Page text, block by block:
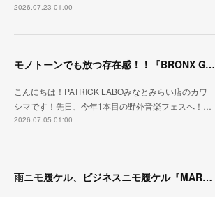
2026.07.23 01:00
モノトーンでも放つ存在感！！『BRONX GY/BK』
こんにちは！PATRICK LABOみなとみらい店のカワ
シマです！先日、今年1本目の野外音楽フェスへ！…
2026.07.05 01:00
雨ニモ履ケル、ビジネスニモ履ケル『MARARAIN BLK』